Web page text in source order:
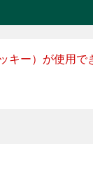
キー）が使用